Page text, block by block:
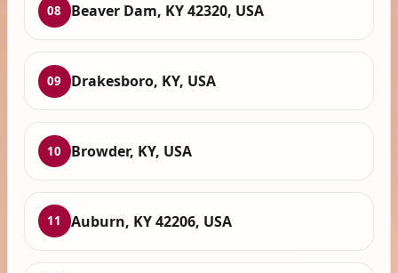
08 Beaver Dam, KY 42320, USA
09 Drakesboro, KY, USA
10 Browder, KY, USA
11 Auburn, KY 42206, USA